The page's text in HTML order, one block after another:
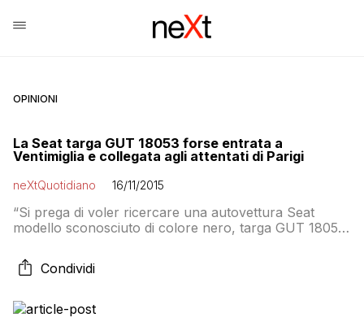
OPINIONI
La Seat targa GUT 18053 forse entrata a
Ventimiglia e collegata agli attentati di Parigi
neXtQuotidiano 16/11/2015
“Si prega di voler ricercare una autovettura Seat
modello sconosciuto di colore nero, targa GUT 18053
collegamento con gli attentati in Francia”. È la nota che
il servizio di cooperazione internazionale di polizia ha
secondo quanto apprende Sky Tg 24, […]
Condividi